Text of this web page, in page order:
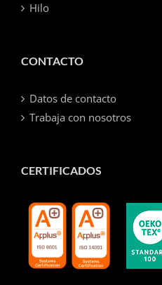
Hilo
CONTACTO
Datos de contacto
Trabaja con nosotros
CERTIFICADOS